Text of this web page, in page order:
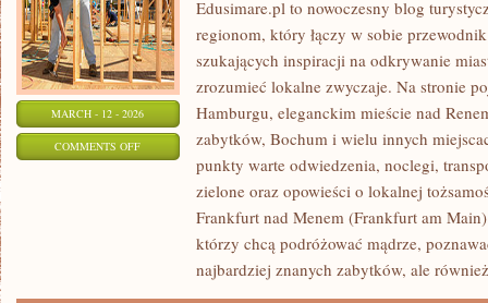
MARCH - 12 - 2026
COMMENTS OFFON
Edusimare.pl to nowoczesny blog
regionom, który łączy w sobie
szukających inspiracji na odkrywanie
zrozumieć lokalne zwyczaje. Na stronie
Hamburgu, eleganckim mieście nad
zabytków, Bochum i wielu innych
punkty warte odwiedzenia, noclegi,
zielone oraz opowieści o lokalnej
Frankfurt nad Menem (Frankfurt am
którzy chcą podróżować mądrze,
najbardziej znanych zabytków, ale